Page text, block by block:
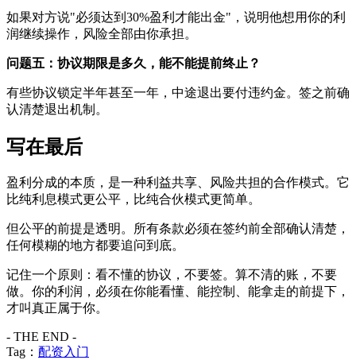
如果对方说"必须达到30%盈利才能出金"，说明他想用你的利
润继续操作，风险全部由你承担。
问题五：协议期限是多久，能不能提前终止？
有些协议锁定半年甚至一年，中途退出要付违约金。签之前确
认清楚退出机制。
写在最后
盈利分成的本质，是一种利益共享、风险共担的合作模式。它
比纯利息模式更公平，比纯合伙模式更简单。
但公平的前提是透明。所有条款必须在签约前全部确认清楚，
任何模糊的地方都要追问到底。
记住一个原则：看不懂的协议，不要签。算不清的账，不要
做。你的利润，必须在你能看懂、能控制、能拿走的前提下，
才叫真正属于你。
- THE END -
Tag： 配资入门